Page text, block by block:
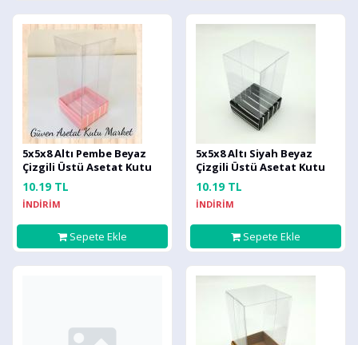
5x5x8 Altı Pembe Beyaz
Çizgili Üstü Asetat Kutu
10.19 TL
İNDİRİM
Sepete Ekle
5x5x8 Altı Siyah Beyaz
Çizgili Üstü Asetat Kutu
10.19 TL
İNDİRİM
Sepete Ekle